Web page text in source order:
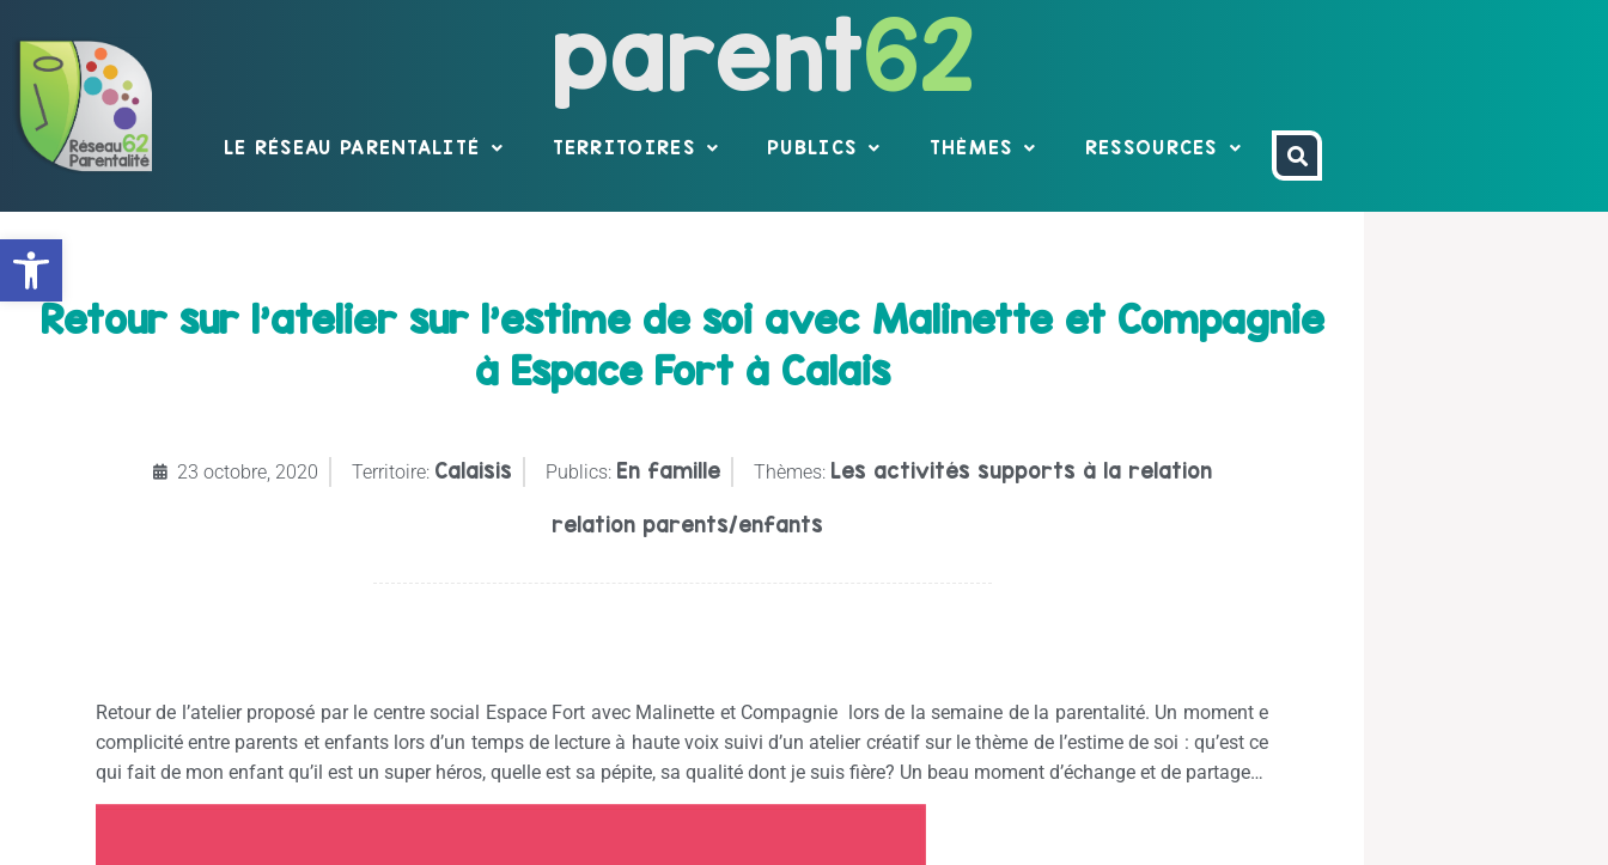
Ouvrir la barre d’outils
parent62
LE RÉSEAU PARENTALITÉ TERRITOIRES PUBLICS THÈMES RESSOURCES
Retour sur l’atelier sur l’estime de soi avec Malinette et Compagnie
à Espace Fort à Calais
23 octobre, 2020 Territoire: Calaisis Publics: En famille Thèmes: Les activités supports à la relation
relation parents/enfants
Retour de l’atelier proposé par le centre social Espace Fort avec Malinette et Compagnie lors de la semaine de la parentalité. Un moment e
complicité entre parents et enfants lors d’un temps de lecture à haute voix suivi d’un atelier créatif sur le thème de l’estime de soi : qu’est ce
qui fait de mon enfant qu’il est un super héros, quelle est sa pépite, sa qualité dont je suis fière? Un beau moment d’échange et de partage…